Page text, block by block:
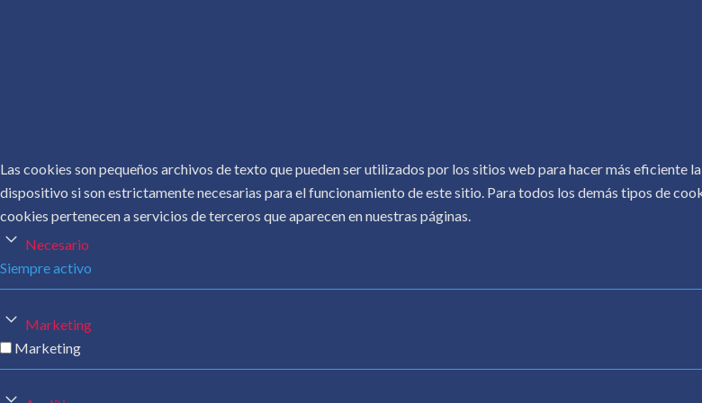
Las cookies son pequeños archivos de texto que pueden ser utilizados por los sitios web para hacer más eficiente
dispositivo si son estrictamente necesarias para el funcionamiento de este sitio. Para todos los demás tipos de
cookies pertenecen a servicios de terceros que aparecen en nuestras páginas.
Necesario
Siempre activo
Marketing
Marketing